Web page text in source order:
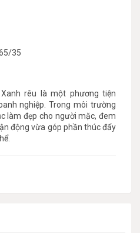
35
rêu là một phương tiện
nghiệp. Trong môi trường
làm đẹp cho người mặc, đem
động vừa góp phần thúc đẩy